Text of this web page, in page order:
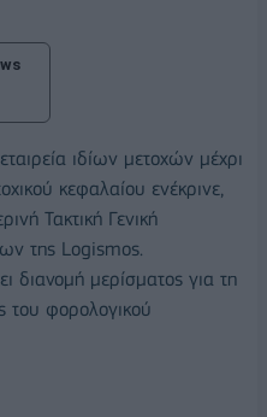
ιδίων μετοχών μέχρι
κεφαλαίου ενέκρινε,
Τακτική Γενική
της Logismos.
διανομή μερίσματος για τη
του φορολογικού